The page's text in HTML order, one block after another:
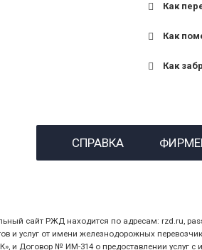
Как
Как
Как
СПРАВКА
сайт РЖД находится по адресам: rzd.ru,
и услуг от имени железнодорожных
Договор № ИМ-314 о предоставлении услуг с